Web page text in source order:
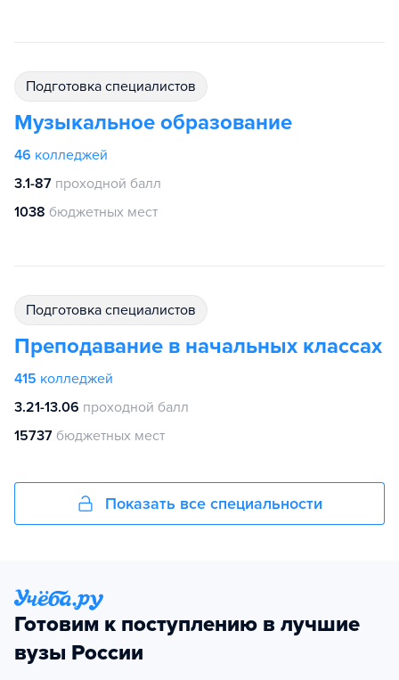
подготовка специалистов
Музыкальное образование
46 колледжей
3.1-87 проходной балл
1038 бюджетных мест
подготовка специалистов
Преподавание в начальных классах
415 колледжей
3.21-13.06 проходной балл
15737 бюджетных мест
Показать все специальности
Готовим к поступлению в лучшие
вузы России